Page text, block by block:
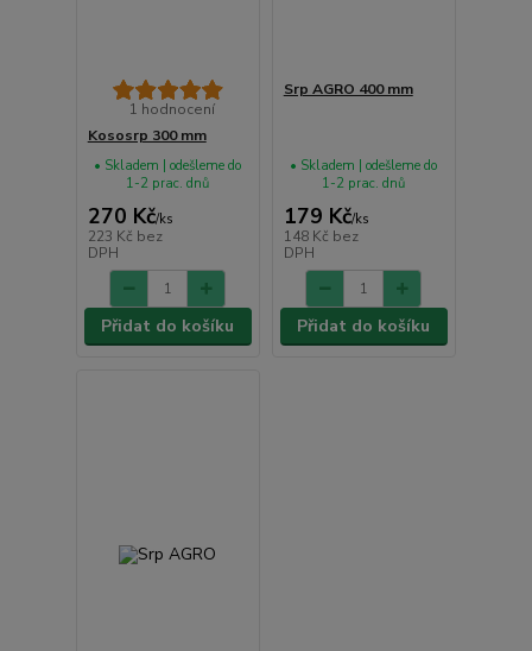
1 hodnocení
Kososrp 300 mm
270 Kč/ks
223 Kč bez
DPH
• Skladem | odešleme do
1-2 prac. dnů
Přidat do košíku
Srp AGRO 400 mm
179 Kč/ks
148 Kč bez
DPH
• Skladem | odešleme do
1-2 prac. dnů
Přidat do košíku